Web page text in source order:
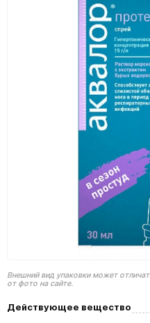
Внешний вид упаковки может
от фото на сайте.
Действующее вещество